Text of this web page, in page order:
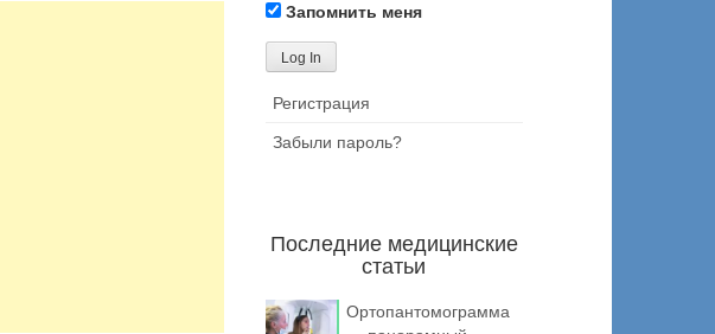
Запомнить меня
Регистрация
Забыли пароль?
Последние медицинские
статьи
Ортопантомограмма